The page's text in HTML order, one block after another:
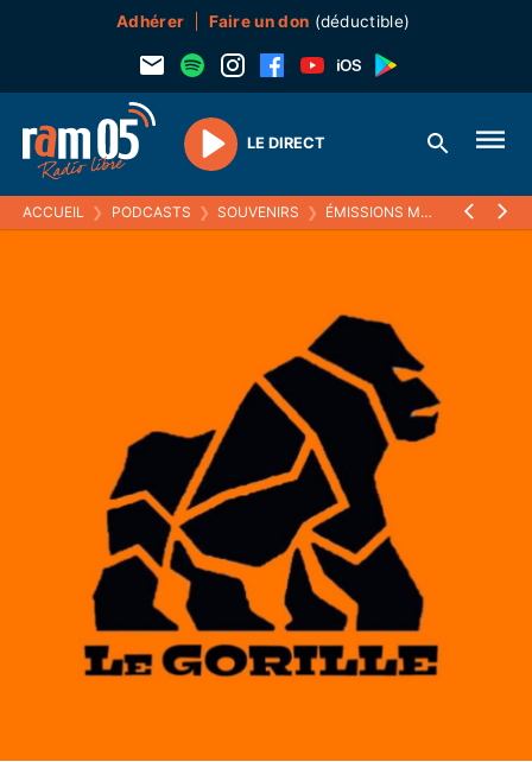
Adhérer Faire un don (déductible)
Play
LE DIRECT
ACCUEIL ❯ PODCASTS ❯ SOUVENIRS ❯ ÉMISSIONS MUSICALES (SOUVENIRS)